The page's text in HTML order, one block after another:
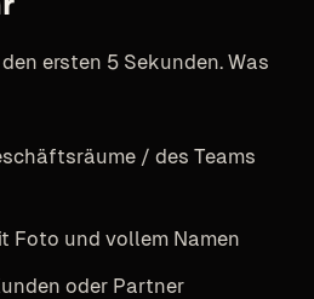
ersten 5 Sekunden. Was
/ des Teams
Foto und vollem Namen
oder Partner